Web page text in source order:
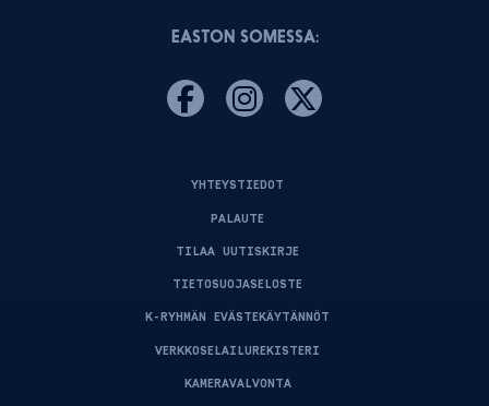
EASTON SOMESSA:
YHTEYSTIEDOT
PALAUTE
TILAA UUTISKIRJE
TIETOSUOJASELOSTE
K-RYHMÄN EVÄSTEKÄYTÄNNÖT
VERKKOSELAILUREKISTERI
KAMERAVALVONTA